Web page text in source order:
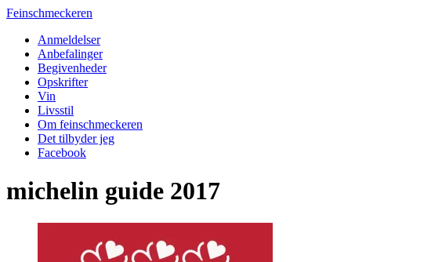
Feinschmeckeren
Anmeldelser
Anbefalinger
Begivenheder
Opskrifter
Vin
Livsstil
Om feinschmeckeren
Det tilbyder jeg
Facebook
michelin guide 2017